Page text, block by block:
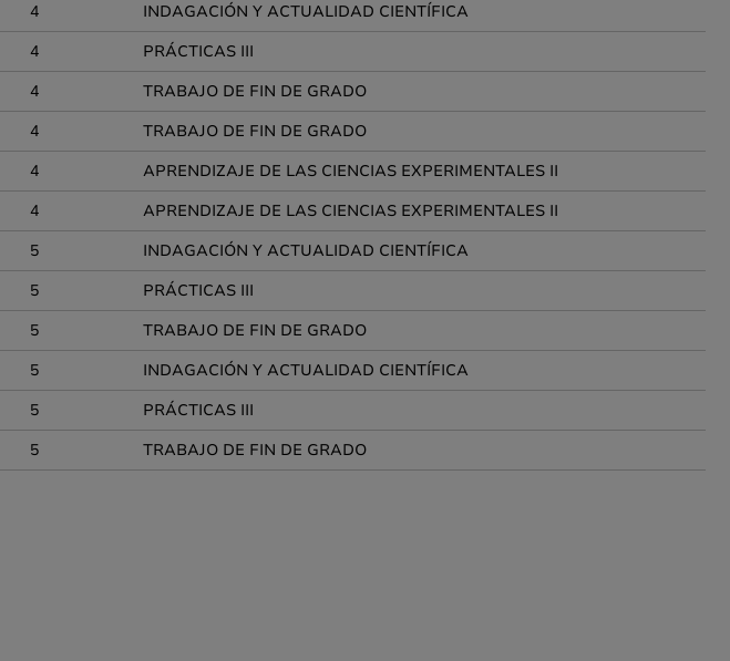
4
INDAGACIÓN Y ACTUALIDAD CIENTÍFICA
4
PRÁCTICAS III
4
TRABAJO DE FIN DE GRADO
4
TRABAJO DE FIN DE GRADO
4
APRENDIZAJE DE LAS CIENCIAS EXPERIMENTALES II
4
APRENDIZAJE DE LAS CIENCIAS EXPERIMENTALES II
5
INDAGACIÓN Y ACTUALIDAD CIENTÍFICA
5
PRÁCTICAS III
5
TRABAJO DE FIN DE GRADO
5
INDAGACIÓN Y ACTUALIDAD CIENTÍFICA
5
PRÁCTICAS III
5 TRABAJO DE FIN DE GRADO